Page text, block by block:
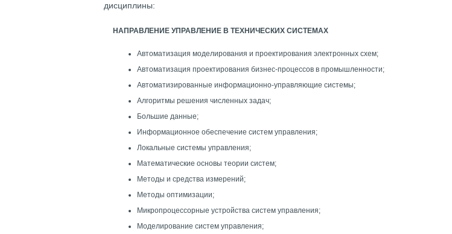
дисциплины:
НАПРАВЛЕНИЕ УПРАВЛЕНИЕ В ТЕХНИЧЕСКИХ СИСТЕМАХ
Автоматизация моделирования и проектирования электронных схем;
Автоматизация проектирования бизнес-процессов в промышленности;
Автоматизированные информационно-управляющие системы;
Алгоритмы решения численных задач;
Большие данные;
Информационное обеспечение систем управления;
Локальные системы управления;
Математические основы теории систем;
Методы и средства измерений;
Методы оптимизации;
Микропроцессорные устройства систем управления;
Моделирование систем управления;